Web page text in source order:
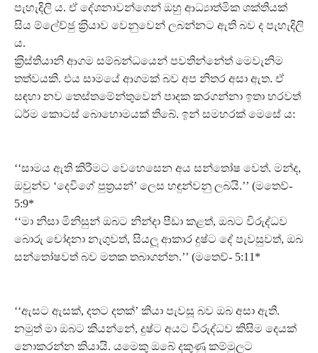
පැහැදිලි ය. ඒ දේශනාවන්ගෙන් ඔහු ආධ්‍යාත්මික ශක්තියක්
සිය ම්ලේච්ඡු ක‍්‍රියාව වෙනුවෙන් ලබන්නට ඇති බව ද පැහැදිලි
ය.
ක‍්‍රිස්තියානි ආගම සම්බන්ධයෙන් පවතින්නේත් මෙවැනිම
තත්වයකි. එය සාමයේ ආගමක් බව අප නිතර අසා ඇත. ඒ
සඳහා නව තෙස්තමේන්තුවෙන් පාදක කරගන්නා ඉතා හරවත්
ධර්ම කොටස් බොහොමයක් තිබේ. ඉන් සමහරක් මෙසේ ය:
‘‘සාමය ඇති කිරීමට වෙහෙසෙන අය සන්තෝෂ වෙත්. මන්ද,
ඔවුන්ව ‘දෙවිගේ පුත‍්‍රයන්’ ලෙස හඳුන්වනු ලබයි.’’ (මතෙව්-
5:9*
‘‘මා නිසා මිනිසුන් ඔබට නින්දා පීඩා කළත්, ඔබට විරුද්ධව
බොරු චෝදනා නැගුවත්, සියලූ ආකාර දුෂ්ට දේ පැවසුවත්, ඔබ
සන්තෝෂවත් බව මතක තබාගන්න.’’ (මතෙව්- 5:11*
‘‘ඇසට ඇසක්, දතට දතක්’ කියා පැවසූ බව ඔබ අසා ඇති.
නමුත් මා ඔබට කියන්නේ, දුෂ්ට අයට විරුද්ධව කිසිම දෙයක්
නොකරන්න කියායි. යමෙකු ඔබේ දකුණු කම්මුලට